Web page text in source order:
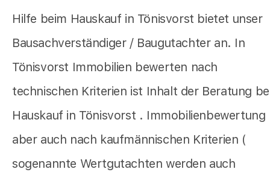
Hilfe beim Hauskauf in Tönisvorst bietet unser
Bausachverständiger / Baugutachter an. In
Tönisvorst Immobilien bewerten nach
technischen Kriterien ist Inhalt der Beratung
Hauskauf in Tönisvorst . Immobilienbewertung
aber auch nach kaufmännischen Kriterien (
sogenannte Wertgutachten werden auch